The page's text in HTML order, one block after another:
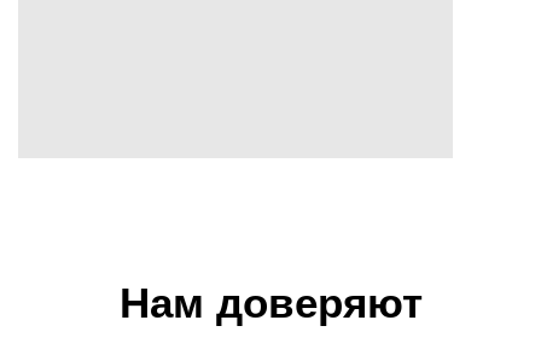
Нам доверяют